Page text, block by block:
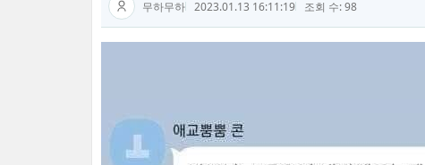
무하무하 2023.01.13 16:11:19 조회 수: 98